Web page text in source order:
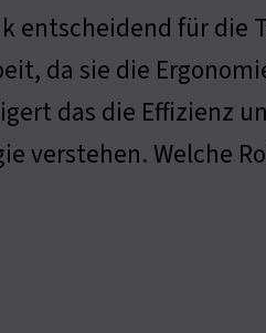
entscheidend für die
da sie die
das die Effizienz
verstehen. Welche